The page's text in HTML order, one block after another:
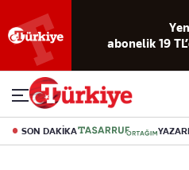
abonelik 19
SON DAKİKA